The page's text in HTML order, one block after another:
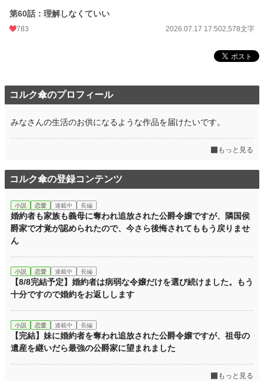
第60話：理解しなくていい
783 2026.07.17 17:502,578文字
コルク傘のプロフィール
みなさんの生活のお供になるような作品を届けたいです。
もっと見る
コルク傘の登録コンテンツ
小説 恋愛 連載中 長編
婚約者も家族も義母に奪われ追放された公爵令嬢ですが、隣国侯
爵家で才覚が認められたので、今さら後悔されてももう戻りませ
ん
小説 恋愛 連載中 長編
【8/8完結予定】婚約者は病弱な令嬢だけを選び続けました。もう
十分ですので婚約をお返しします
小説 恋愛 連載中 長編
【完結】妹に婚約者を奪われ追放された公爵令嬢ですが、祖母の
遺産を継いだら最強の公爵家に望まれました
もっと見る